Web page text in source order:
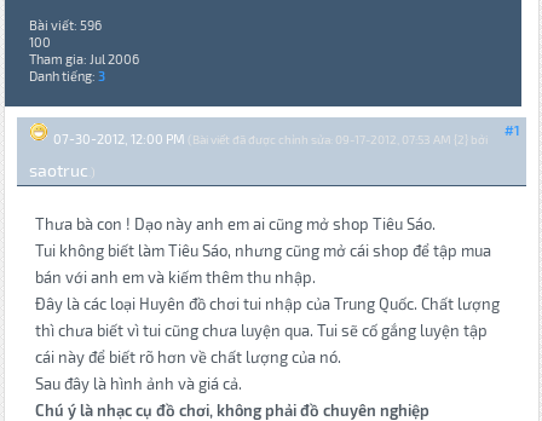
Bài viết: 596
100
Tham gia: Jul 2006
Danh tiếng: 3
#1
07-30-2012, 12:00 PM (Bài viết đã được chỉnh sửa: 09-17-2012, 07:53 AM {2} bởi
saotruc .)
Thưa bà con ! Dạo này anh em ai cũng mở shop Tiêu Sáo.
Tui không biết làm Tiêu Sáo, nhưng cũng mở cái shop để tập mua
bán với anh em và kiếm thêm thu nhập.
Đây là các loại Huyên đồ chơi tui nhập của Trung Quốc. Chất lượng
thì chưa biết vì tui cũng chưa luyện qua. Tui sẽ cố gắng luyện tập
cái này để biết rõ hơn về chất lượng của nó.
Sau đây là hình ảnh và giá cả.
Chú ý là nhạc cụ đồ chơi, không phải đồ chuyên nghiệp